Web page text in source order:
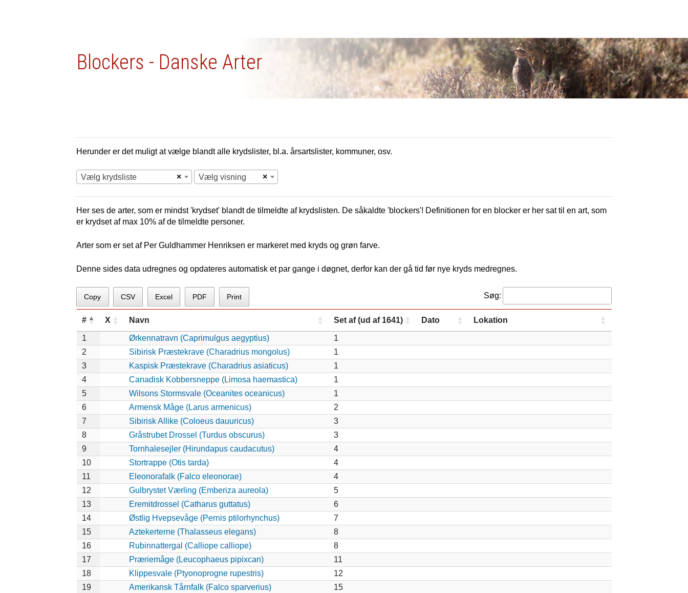
Blockers - Danske Arter
Herunder er det muligt at vælge blandt alle krydslister, bl.a. årsartslister, kommuner, osv.
×
Vælg krydsliste ×
Vælg visning
Her ses de arter, som er mindst 'krydset' blandt de tilmeldte af krydslisten. De såkaldte 'blockers'! Definitionen for en blocker er her sat til en art, som
er krydset af max 10% af de tilmeldte personer.
Arter som er set af Per Guldhammer Henriksen er markeret med kryds og grøn farve.
Denne sides data udregnes og opdateres automatisk et par gange i døgnet, derfor kan der gå tid før nye kryds medregnes.
Copy CSV Excel PDF Print Søg:
# X Navn Set af (ud af 1641) Dato Lokation
1 Ørkennatravn (Caprimulgus aegyptius)
1
2
Sibirisk Præstekrave (Charadrius mongolus)
1
3
Kaspisk Præstekrave (Charadrius asiaticus)
1
4
Canadisk Kobbersneppe (Limosa haemastica)
1
5
Wilsons Stormsvale (Oceanites oceanicus)
1
6
Armensk Måge (Larus armenicus)
2
7
Sibirisk Allike (Coloeus dauuricus)
3
8
Gråstrubet Drossel (Turdus obscurus)
3
9
Tornhalesejler (Hirundapus caudacutus)
4
10
Stortrappe (Otis tarda)
4
11
Eleonorafalk (Falco eleonorae)
4
12
Gulbrystet Værling (Emberiza aureola)
5
13
Eremitdrossel (Catharus guttatus)
6
14
Østlig Hvepsevåge (Pernis ptilorhynchus)
7
15
Aztekerterne (Thalasseus elegans)
8
16
Rubinnattergal (Calliope calliope)
8
17
Præriemåge (Leucophaeus pipixcan)
11
18
Klippesvale (Ptyonoprogne rupestris)
12
19
Amerikansk Tårnfalk (Falco sparverius)
15